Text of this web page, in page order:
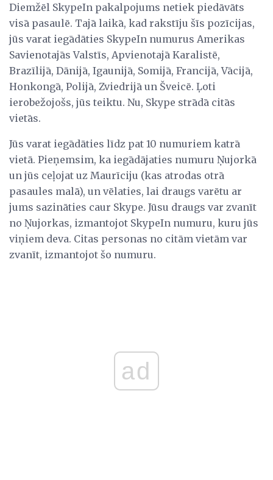
Diemžēl SkypeIn pakalpojums netiek piedāvāts
visā pasaulē. Tajā laikā, kad rakstīju šīs pozīcijas,
jūs varat iegādāties SkypeIn numurus Amerikas
Savienotajās Valstīs, Apvienotajā Karalistē,
Brazīlijā, Dānijā, Igaunijā, Somijā, Francijā, Vācijā,
Honkongā, Polijā, Zviedrijā un Šveicē. Ļoti
ierobežojošs, jūs teiktu. Nu, Skype strādā citās
vietās.
Jūs varat iegādāties līdz pat 10 numuriem katrā
vietā. Pieņemsim, ka iegādājaties numuru Ņujorkā
un jūs ceļojat uz Maurīciju (kas atrodas otrā
pasaules malā), un vēlaties, lai draugs varētu ar
jums sazināties caur Skype. Jūsu draugs var zvanīt
no Ņujorkas, izmantojot SkypeIn numuru, kuru jūs
viņiem deva. Citas personas no citām vietām var
zvanīt, izmantojot šo numuru.
ad